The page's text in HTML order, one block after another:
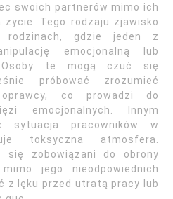
swoich partnerów mimo ich
życie. Tego rodzaju zjawisko
rodzinach, gdzie jeden z
emocjonalną lub
Osoby te mogą czuć się
próbować zrozumieć
co prowadzi do
emocjonalnych. Innym
sytuacja pracowników w
toksyczna atmosfera.
się zobowiązani do obrony
jego nieodpowiednich
z lęku przed utratą pracy lub